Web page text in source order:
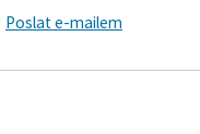
Poslat e-mailem